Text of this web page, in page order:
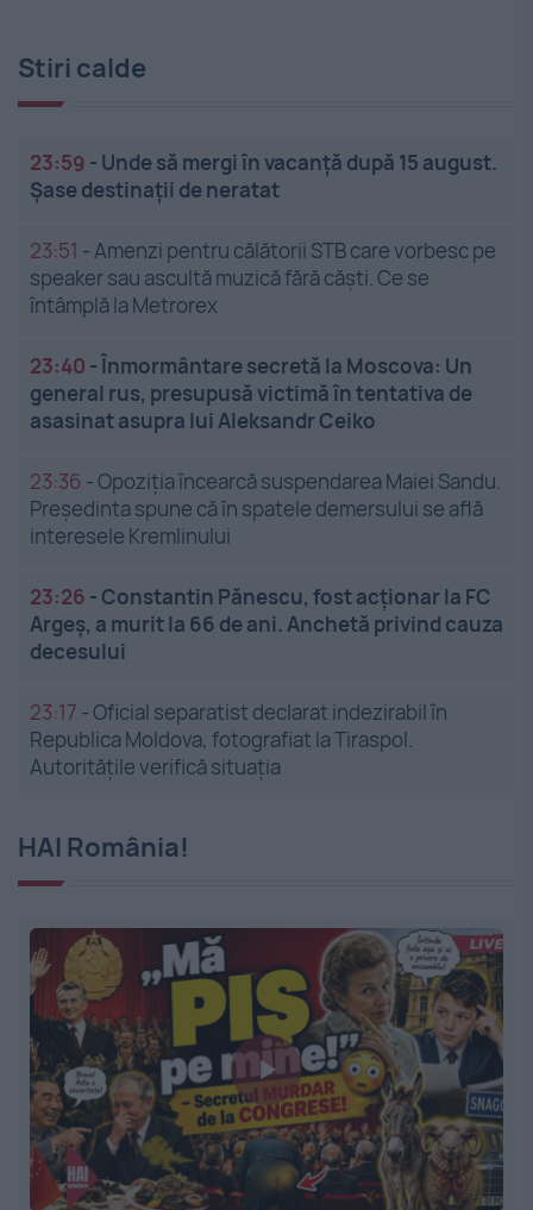
Stiri calde
23:59 - Unde să mergi în vacanță după 15 august.
Șase destinații de neratat
23:51 -Amenzi pentru călătorii STB care vorbesc pe
speaker sau ascultă muzică fără căști. Ce se
întâmplă la Metrorex
23:40 -Înmormântare secretă la Moscova: Un
general rus, presupusă victimă în tentativa de
asasinat asupra lui Aleksandr Ceiko
23:36 -Opoziția încearcă suspendarea Maiei Sandu.
Președinta spune că în spatele demersului se află
interesele Kremlinului
23:26 -Constantin Pănescu, fost acționar la FC
Argeș, a murit la 66 de ani. Anchetă privind cauza
decesului
23:17 -Oficial separatist declarat indezirabil în
Republica Moldova, fotografiat la Tiraspol.
Autoritățile verifică situația
HAI România!